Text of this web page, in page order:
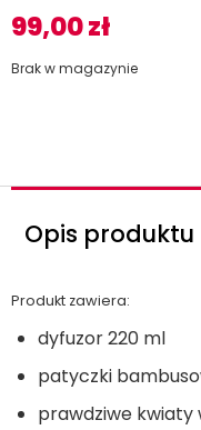
99,00zł
Brak w magazynie
Opis produktu
Produkt zawiera:
dyfuzor 220 ml
patyczki
prawdziwe